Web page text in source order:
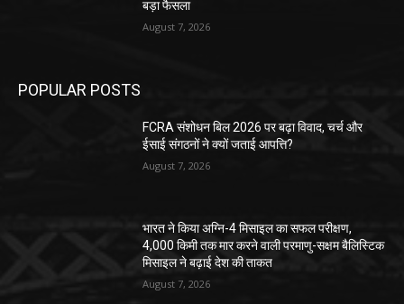
बड़ा फैसला
August 7, 2026
POPULAR POSTS
FCRA संशोधन बिल 2026 पर बढ़ा विवाद, चर्च और
ईसाई संगठनों ने क्यों जताई आपत्ति?
August 7, 2026
भारत ने किया अग्नि-4 मिसाइल का सफल परीक्षण,
4,000 किमी तक मार करने वाली परमाणु-सक्षम बैलिस्टिक
मिसाइल ने बढ़ाई देश की ताकत
August 7, 2026